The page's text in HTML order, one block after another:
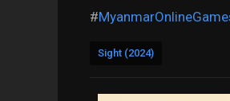
#
Sight (2024)